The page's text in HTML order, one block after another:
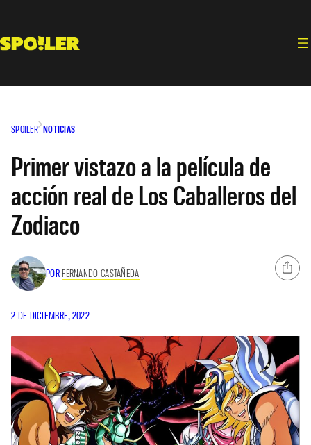
contenido
SPOILER NOTICIAS
Primer vistazo a la película de
acción real de Los Caballeros del
Zodiaco
POR FERNANDO CASTAÑEDA
2 DE DICIEMBRE, 2022